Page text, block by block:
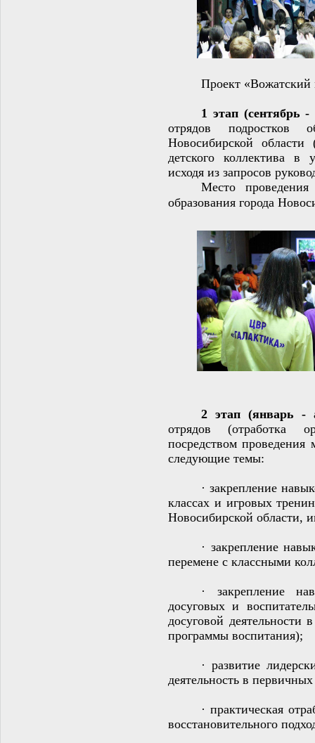
Проект «Вожатский
1 этап (сентябрь -
отрядов подростков
Новосибирской области
детского коллектива в
исходя из запросов
Место
образования города
2 этап (январь -
отрядов (отработка
посредством проведения
следующие темы:
·закрепление
классах и игровых
Новосибирской области,
· закрепление
перемене с классными
· закрепление
досуговых и
досуговой деятельности
программы воспитания);
· развитие
деятельность в
·практическая
восстановительного